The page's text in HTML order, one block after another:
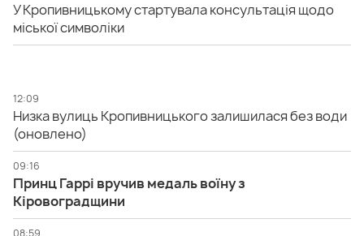
У Кропивницькому стартувала консультація щодо
міської символіки
12:09
Низка вулиць Кропивницького залишилася без води
(оновлено)
09:16
Принц Гаррі вручив медаль воїну з
Кіровоградщини
08:59